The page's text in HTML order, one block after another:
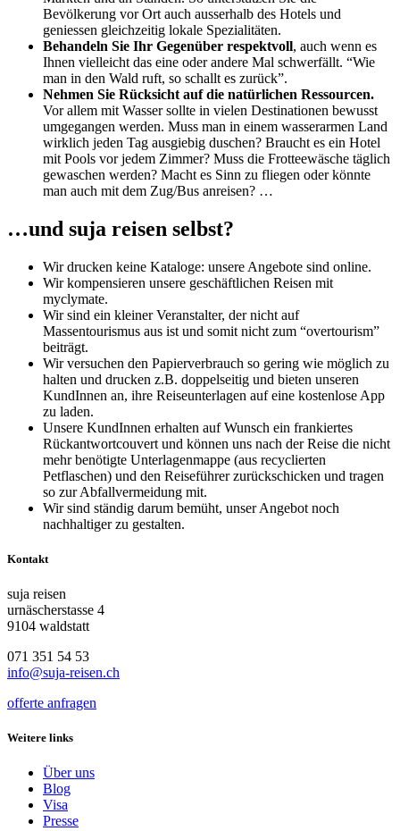
Bevölkerung vor Ort auch ausserhalb des Hotels und
geniessen gleichzeitig lokale Spezialitäten.
Behandeln Sie Ihr Gegenüber respektvoll, auch wenn es
Ihnen vielleicht das eine oder andere Mal schwerfällt. “Wie
man in den Wald ruft, so schallt es zurück”.
Nehmen Sie Rücksicht auf die natürlichen Ressourcen.
Vor allem mit Wasser sollte in vielen Destinationen bewusst
umgegangen werden. Muss man in einem wasserarmen Land
wirklich jeden Tag ausgiebig duschen? Braucht es ein Hotel
mit Pools vor jedem Zimmer? Muss die Frotteewäsche täglich
gewaschen werden? Macht es Sinn zu fliegen oder könnte
man auch mit dem Zug/Bus anreisen? …
…und suja reisen selbst?
Wir drucken keine Kataloge: unsere Angebote sind online.
Wir kompensieren unsere geschäftlichen Reisen mit
myclymate.
Wir sind ein kleiner Veranstalter, der nicht auf
Massentourismus aus ist und somit nicht zum “overtourism”
beiträgt.
Wir versuchen den Papierverbrauch so gering wie möglich zu
halten und drucken z.B. doppelseitig und bieten unseren
KundInnen an, ihre Reiseunterlagen auf eine kostenlose App
zu laden.
Unsere KundInnen erhalten auf Wunsch ein frankiertes
Rückantwortcouvert und können uns nach der Reise die nicht
mehr benötigte Unterlagenmappe (aus recyclierten
Petflaschen) und den Reiseführer zurückschicken und tragen
so zur Abfallvermeidung mit.
Wir sind ständig darum bemüht, unser Angebot noch
nachhaltiger zu gestalten.
Kontakt
suja reisen
urnäscherstasse 4
9104 waldstatt
071 351 54 53
info@suja-reisen.ch
offerte anfragen
Weitere links
Über uns
Blog
Visa
Presse